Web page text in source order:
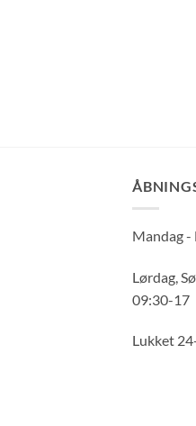
Mandag -
Lørdag,
09:30-17
Lukket